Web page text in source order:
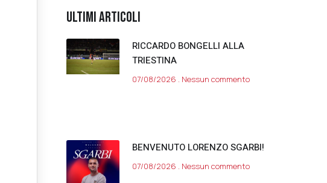
ULTIMI ARTICOLI
RICCARDO BONGELLI ALLA
TRIESTINA
07/08/2026 Nessun commento
BENVENUTO LORENZO SGARBI!
07/08/2026 Nessun commento